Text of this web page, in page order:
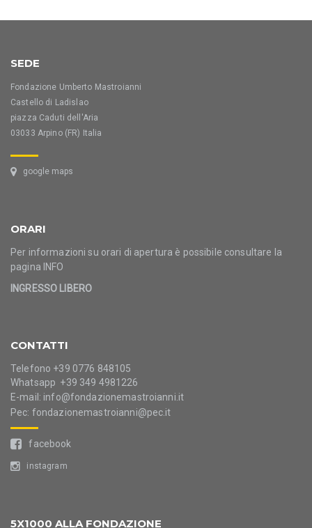
SEDE
Fondazione Umberto Mastroianni
Castello di Ladislao
piazza Caduti dell'Aria
03033 Arpino (FR) Italia
google maps
ORARI
Per informazioni su orari di apertura è possibile consultare la
pagina INFO
INGRESSO LIBERO
CONTATTI
Telefono +39 0776 848105
Whatsapp +39 349 4981226
E-mail: info@fondazionemastroianni.it
Pec: fondazionemastroianni@pec.it
facebook
instagram
5X1000 ALLA FONDAZIONE